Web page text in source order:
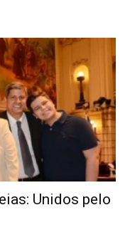
Unidos pelo